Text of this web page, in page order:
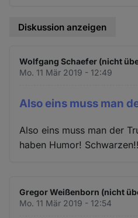
Diskussion anzeigen
Wolfgang Schaefer (nicht
Mo. 11 Mär 2019 - 12:49
Also eins muss man
Also eins muss man der
haben Humor! Schwarzen!!
Gregor Weißenborn (nicht
Mo. 11 Mär 2019 - 12:54